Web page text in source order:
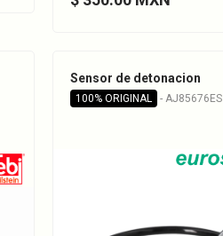
Sensor de detonacion
100% ORIGINAL - AJ85676ES